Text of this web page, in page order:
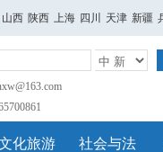
山西 陕西 上海 四川 天津 新疆
化旅游 社会与法